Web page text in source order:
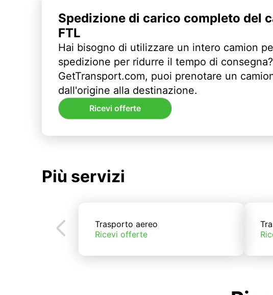
Spedizione di carico completo del
FTL
Hai bisogno di utilizzare un intero camion
spedizione per ridurre il tempo di
GetTransport.com, puoi prenotare un
dall'origine alla destinazione.
Ricevi offerte
Più servizi
Trasporto aereo
Ricevi offerte